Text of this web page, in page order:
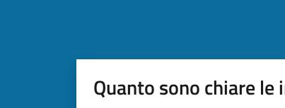
Quanto sono chiare